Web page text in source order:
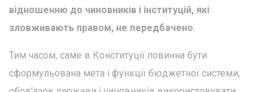
відношенню до чиновників і інституцій, які
зловживають правом, не передбачено.
Тим часом, саме в Конституції повинна бути
сформульована мета і функції бюджетної системи,